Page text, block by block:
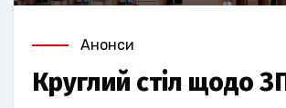
Анонси
Круглий стіл щодо